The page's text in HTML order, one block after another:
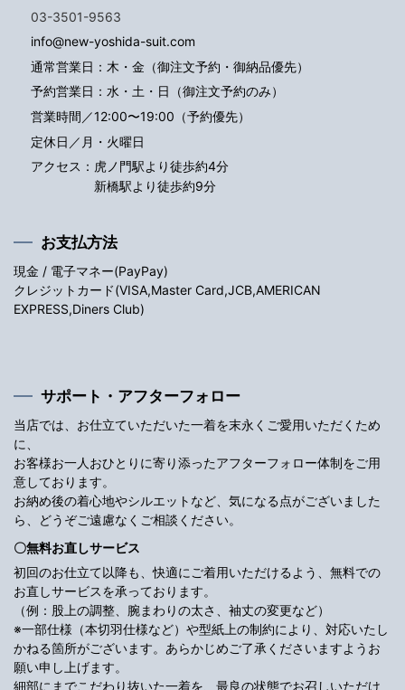
03-3501-9563
info@new-yoshida-suit.com
通常営業日：木・金（御注文予約・御納品優先）
予約営業日：水・土・日（御注文予約のみ）
営業時間／12:00〜19:00（予約優先）
定休日／月・火曜日
アクセス： 虎ノ門駅より徒歩約4分
新橋駅より徒歩約9分
お支払方法
現金 / 電子マネー(PayPay)
クレジットカード(VISA,Master Card,JCB,AMERICAN
EXPRESS,Diners Club)
サポート・アフターフォロー
当店では、お仕立ていただいた一着を末永くご愛用いただくため
に、
お客様お一人おひとりに寄り添ったアフターフォロー体制をご用
意しております。
お納め後の着心地やシルエットなど、気になる点がございました
ら、どうぞご遠慮なくご相談ください。
〇無料お直しサービス
初回のお仕立て以降も、快適にご着用いただけるよう、無料での
お直しサービスを承っております。
（例：股上の調整、腕まわりの太さ、袖丈の変更など）
※一部仕様（本切羽仕様など）や型紙上の制約により、対応いたし
かねる箇所がございます。あらかじめご了承くださいますようお
願い申し上げます。
細部にまでこだわり抜いた一着を、最良の状態でお召しいただけ